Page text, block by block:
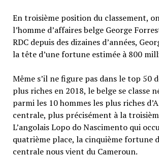
En troisième position du classement,
l’homme d’affaires belge George
RDC depuis des dizaines d’années,
la tête d’une fortune estimée à 800
Même s’il ne figure pas dans le top 50
plus riches en 2018, le belge se classe
parmi les 10 hommes les plus riches
centrale, plus précisément à la
L’angolais Lopo do Nascimento qui
quatrième place, la cinquième fortune
centrale nous vient du Cameroun.